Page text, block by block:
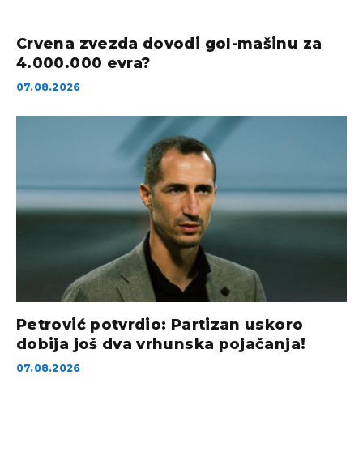
Crvena zvezda dovodi gol-mašinu za
4.000.000 evra?
07.08.2026
Petrović potvrdio: Partizan uskoro
dobija još dva vrhunska pojačanja!
07.08.2026